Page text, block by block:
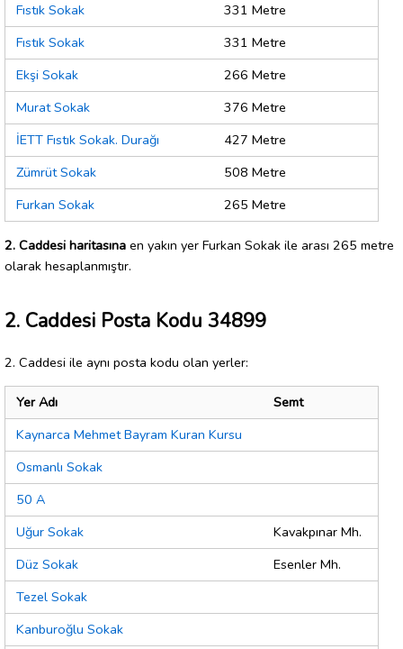
Fıstık Sokak
331 Metre
Fıstık Sokak
331 Metre
Ekşi Sokak
266 Metre
Murat Sokak
376 Metre
İETT Fıstık Sokak. Durağı
427 Metre
Zümrüt Sokak
508 Metre
Furkan Sokak
265 Metre
2. Caddesi haritasına en yakın yer Furkan Sokak ile arası 265 metre
olarak hesaplanmıştır.
2. Caddesi Posta Kodu 34899
2. Caddesi ile aynı posta kodu olan yerler:
Yer Adı
Semt
Kaynarca Mehmet Bayram Kuran Kursu
Osmanlı Sokak
50 A
Uğur Sokak
Kavakpınar Mh.
Düz Sokak
Esenler Mh.
Tezel Sokak
Kanburoğlu Sokak